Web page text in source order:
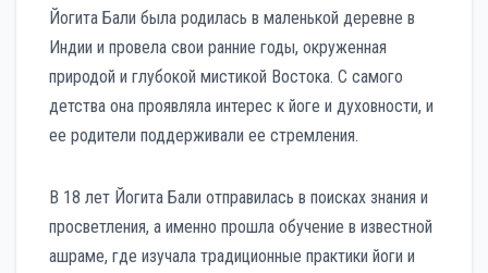
Йогита Бали была родилась в маленькой деревне в
Индии и провела свои ранние годы, окруженная
природой и глубокой мистикой Востока. С самого
детства она проявляла интерес к йоге и духовности, и
ее родители поддерживали ее стремления.
В 18 лет Йогита Бали отправилась в поисках знания и
просветления, а именно прошла обучение в известной
ашраме, где изучала традиционные практики йоги и